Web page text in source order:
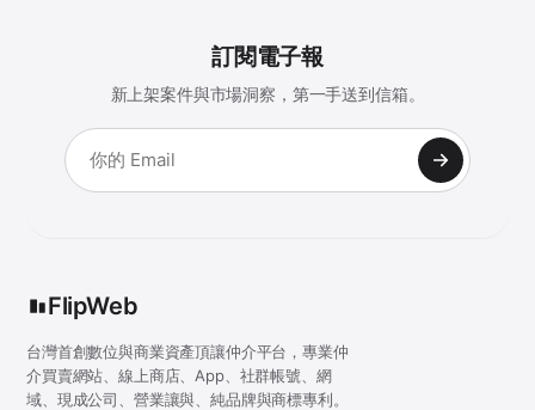
訂閱電子報
新上架案件與市場洞察，第一手送到信箱。
FlipWeb
台灣首創數位與商業資產頂讓仲介平台，專業仲
介買賣網站、線上商店、App、社群帳號、網
域、現成公司、營業讓與、純品牌與商標專利。